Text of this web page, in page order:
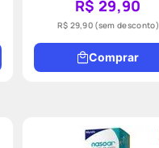
R$ 29,90
R$ 29,90 (sem desconto)
Comprar